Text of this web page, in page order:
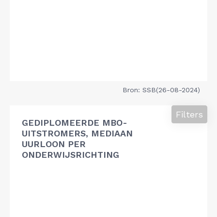
Bron: SSB(26-08-2024)
GEDIPLOMEERDE MBO-
UITSTROMERS, MEDIAAN
UURLOON PER
ONDERWIJSRICHTING
Filters